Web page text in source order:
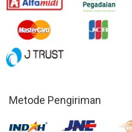
Metode Pengiriman